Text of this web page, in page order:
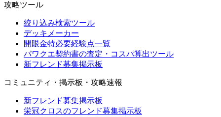
攻略ツール
絞り込み検索ツール
デッキメーカー
開眼金特必要経験点一覧
パワクエ契約書の査定・コスパ算出ツール
新フレンド募集掲示板
コミュニティ・掲示板・攻略速報
新フレンド募集掲示板
栄冠クロスのフレンド募集掲示板